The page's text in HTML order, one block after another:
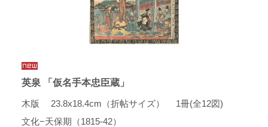
英泉 「仮名手本忠臣蔵」
木版 23.8x18.4cm（折帖サイズ） 1冊(全12図)
文化−天保期（1815-42）